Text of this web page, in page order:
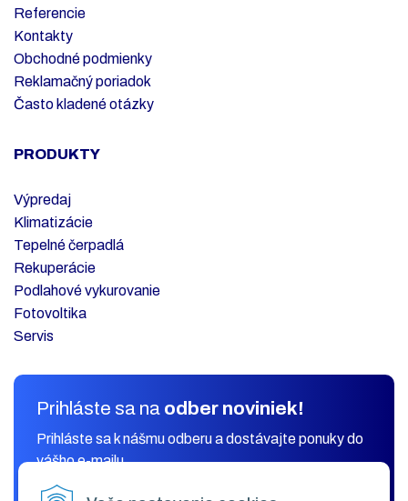
Referencie
Kontakty
Obchodné podmienky
Reklamačný poriadok
Často kladené otázky
PRODUKTY
Výpredaj
Klimatizácie
Tepelné čerpadlá
Rekuperácie
Podlahové vykurovanie
Fotovoltika
Servis
Prihláste sa na odber noviniek!
Prihláste sa k nášmu odberu a dostávajte ponuky do
vášho e-mailu.